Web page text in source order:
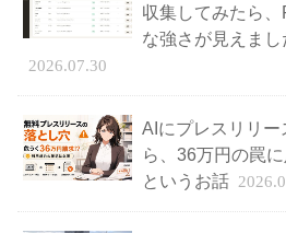
収集してみたら
な強さが見えま
2026.07.30
AIにプレスリリー
ら、36万円の罠
というお話